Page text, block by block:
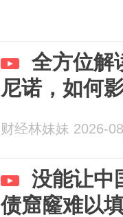
全方位解
尼诺，如何
财经林妹妹 2026-
没能让中
债窟窿难以